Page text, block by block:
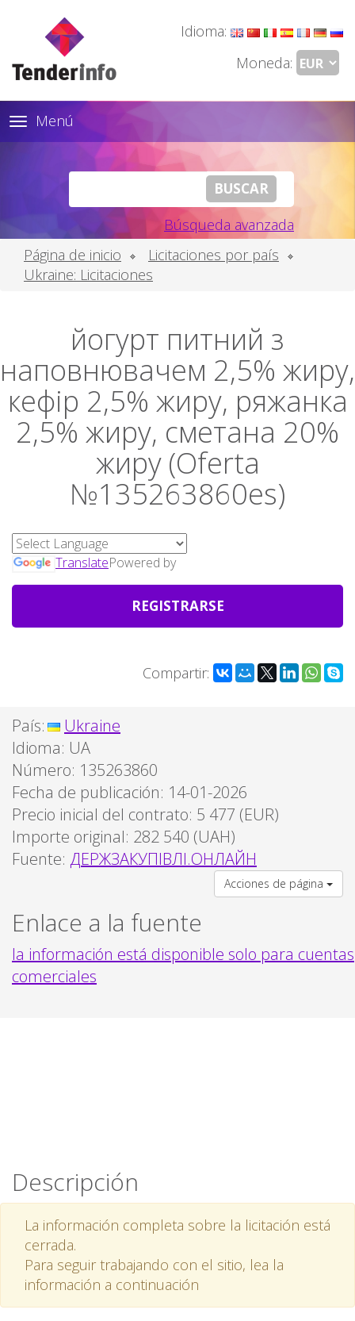
Idioma:
Moneda:
Toggle
navigation
Menú
Búsqueda avanzada
Página de inicio
Licitaciones por país
Ukraine: Licitaciones
йогурт питний з
наповнювачем 2,5% жиру,
кефір 2,5% жиру, ряжанка
2,5% жиру, сметана 20%
жиру (Oferta
№135263860es)
Powered by
Translate
REGISTRARSE
Compartir:
País:
Ukraine
Idioma: UA
Número: 135263860
Fecha de publicación: 14-01-2026
Precio inicial del contrato: 5 477 (EUR)
Importe original: 282 540 (UAH)
Fuente: ДЕРЖЗАКУПІВЛІ.ОНЛАЙН
Acciones de página
Enlace a la fuente
la información está disponible solo para cuentas
comerciales
Descripción
La información completa sobre la licitación está
cerrada.
Para seguir trabajando con el sitio, lea la
información a continuación